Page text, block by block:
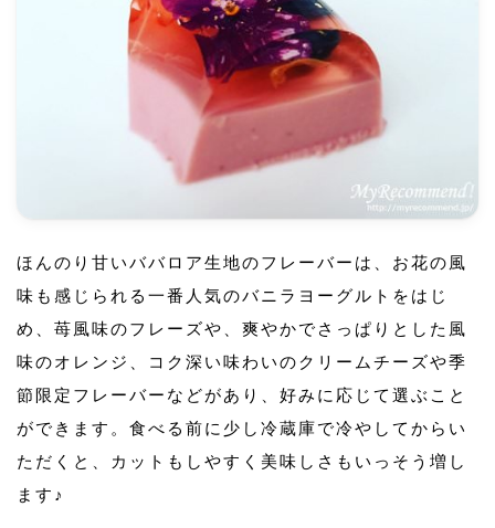
ほんのり甘いババロア生地のフレーバーは、お花の風
味も感じられる一番人気のバニラヨーグルトをはじ
め、苺風味のフレーズや、爽やかでさっぱりとした風
味のオレンジ、コク深い味わいのクリームチーズや季
節限定フレーバーなどがあり、好みに応じて選ぶこと
ができます。食べる前に少し冷蔵庫で冷やしてからい
ただくと、カットもしやすく美味しさもいっそう増し
ます♪